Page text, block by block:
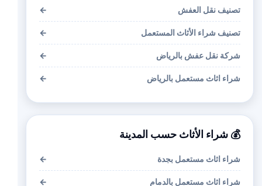
تصنيف نقل العفش ←
تصنيف شراء الأثاث المستعمل ←
شركة نقل عفش بالرياض ←
شراء اثاث مستعمل بالرياض ←
💰 شراء الأثاث حسب المدينة
شراء اثاث مستعمل بجدة ←
شراء اثاث مستعمل بالدمام ←